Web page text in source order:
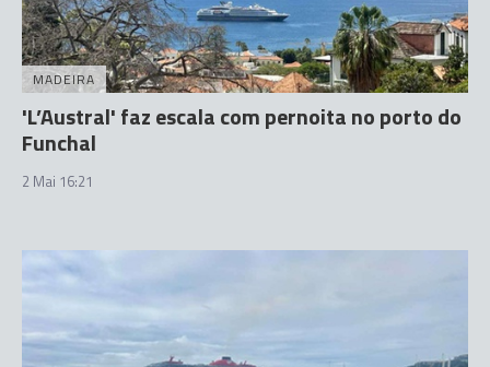
MADEIRA
'L’Austral' faz escala com pernoita no porto do
Funchal
2 Mai 16:21